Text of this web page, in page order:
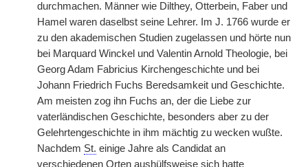
durchmachen. Männer wie Dilthey, Otterbein, Faber und
Hamel waren daselbst seine Lehrer. Im J. 1766 wurde er
zu den akademischen Studien zugelassen und hörte nun
bei Marquard Winckel und Valentin Arnold Theologie, bei
Georg Adam Fabricius Kirchengeschichte und bei
Johann Friedrich Fuchs Beredsamkeit und Geschichte.
Am meisten zog ihn Fuchs an, der die Liebe zur
vaterländischen Geschichte, besonders aber zu der
Gelehrtengeschichte in ihm mächtig zu wecken wußte.
Nachdem St. einige Jahre als Candidat an
verschiedenen Orten aushülfsweise sich hatte